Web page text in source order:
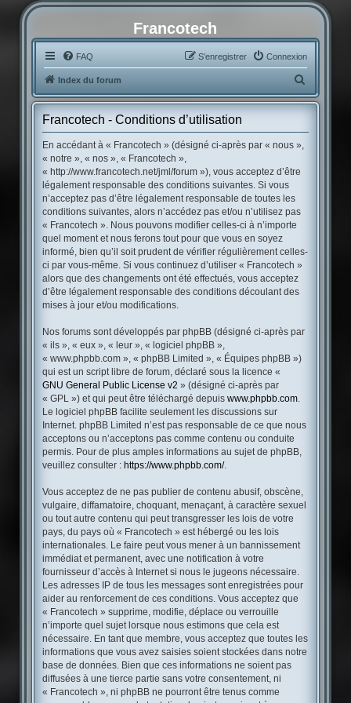
Francotech
FAQ Connexion
S’enregistrer
Index du forum
e
Francotech - Conditions d’utilisation
En accédant à « Francotech » (désigné ci-après par « nous »,
« notre », « nos », « Francotech »,
« http://www.francotech.net/jml/forum »), vous acceptez d’être
légalement responsable des conditions suivantes. Si vous
n’acceptez pas d’être légalement responsable de toutes les
conditions suivantes, alors n’accédez pas et/ou n’utilisez pas
« Francotech ». Nous pouvons modifier celles-ci à n’importe
quel moment et nous ferons tout pour que vous en soyez
informé, bien qu’il soit prudent de vérifier régulièrement celles-
ci par vous-même. Si vous continuez d’utiliser « Francotech »
alors que des changements ont été effectués, vous acceptez
d’être légalement responsable des conditions découlant des
mises à jour et/ou modifications.
Nos forums sont développés par phpBB (désigné ci-après par
« ils », « eux », « leur », « logiciel phpBB »,
« www.phpbb.com », « phpBB Limited », « Équipes phpBB »)
qui est un script libre de forum, déclaré sous la licence «
GNU General Public License v2 » (désigné ci-après par
« GPL ») et qui peut être téléchargé depuis www.phpbb.com.
Le logiciel phpBB facilite seulement les discussions sur
Internet. phpBB Limited n’est pas responsable de ce que nous
acceptons ou n’acceptons pas comme contenu ou conduite
permis. Pour de plus amples informations au sujet de phpBB,
veuillez consulter : https://www.phpbb.com/.
Vous acceptez de ne pas publier de contenu abusif, obscène,
vulgaire, diffamatoire, choquant, menaçant, à caractère sexuel
ou tout autre contenu qui peut transgresser les lois de votre
pays, du pays où « Francotech » est hébergé ou les lois
internationales. Le faire peut vous mener à un bannissement
immédiat et permanent, avec une notification à votre
fournisseur d’accès à Internet si nous le jugeons nécessaire.
Les adresses IP de tous les messages sont enregistrées pour
aider au renforcement de ces conditions. Vous acceptez que
« Francotech » supprime, modifie, déplace ou verrouille
n’importe quel sujet lorsque nous estimons que cela est
nécessaire. En tant que membre, vous acceptez que toutes les
informations que vous avez saisies soient stockées dans notre
base de données. Bien que ces informations ne soient pas
diffusées à une tierce partie sans votre consentement, ni
« Francotech », ni phpBB ne pourront être tenus comme